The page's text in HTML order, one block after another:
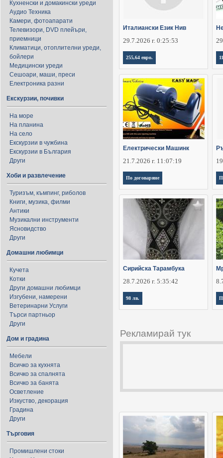
Кухненски и домакински уреди
Аудио Техника
Камери, фотоапарати
Телевизори, DVD плейъри,
приемници
Климатици, отоплителни уреди,
бойлери
Медицински уреди
Сешоари, маши, преси
Електроника разни
Екскурзии, почивки
На море
На планина
На село
Екскурзии в чужбина
Екскурзии в България
Други
Хоби и развлечение
Туризъм, къмпинг, риболов
Книги, музика, филми
Антики
Музикални инструменти
Ясновидство
Други
Домашни любимци
Кучета
Котки
Други домашни любимци
Изгубени, намерени
Ветеринарни Услуги
Търси партньор
Други
Дом и градина
Мебели
Всичко за кухнята
Всичко за спалнята
Всичко за банята
Осветление
Изкуство, декорация
Градина
Други
Търговия
Промишлени стоки
Италиански Език Нив
29.7.2026 г. 0:25:53
255,64 евро.
Електрически Машинк
21.7.2026 г. 11:07:19
По договаряне
Сирийска Тарамбука
28.7.2026 г. 5:35:42
98 лв.
Рекламирай тук